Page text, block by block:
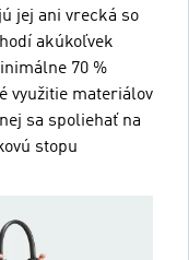
jej ani vrecká so
akúkoľvek
70 %
využitie materiálov
sa spoliehať na
stopu